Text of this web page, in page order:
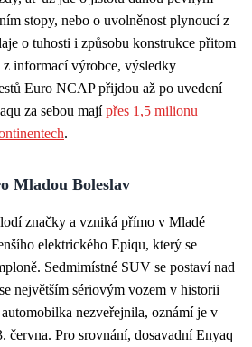
stopy, nebo o uvolněnost plynoucí z
o tuhosti i způsobu konstrukce přitom
informací výrobce, výsledky
Euro NCAP přijdou až po uvedení
za sebou majípřes 1,5 milionu
.
Mladou Boleslav
značky a vzniká přímo v Mladé
elektrického Epiqu, který se
Sedmimístné SUV se postaví nad
největším sériovým vozem v historii
nezveřejnila, oznámí je v
června. Pro srovnání, dosavadní Enyaq